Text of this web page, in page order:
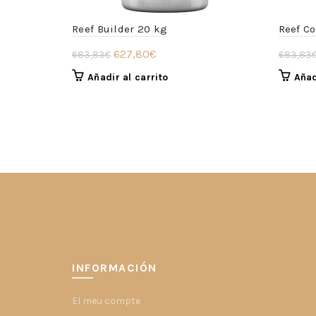
Reef Builder 20 kg
683,83€ El
precio
627,80€
precio
Añadir al carrito
Reef
683,83
INFORMACIÓN
El meu compte